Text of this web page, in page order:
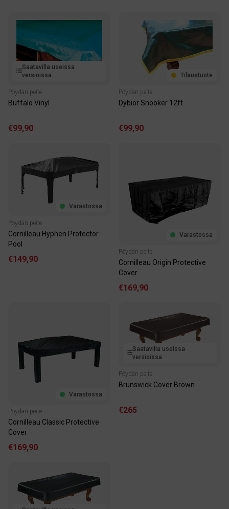
Saatavilla useissa
versioissa
Pöydän peite
Buffalo Vinyl
€99,90
Tilaustuote
Pöydän peite
Dybior Snooker 12ft
€99,90
Varastossa
Pöydän peite
Cornilleau Hyphen Protector
Pool
€149,90
Varastossa
Pöydän peite
Cornilleau Origin Protective
Cover
€169,90
Varastossa
Pöydän peite
Cornilleau Classic Protective
Cover
€169,90
Saatavilla useissa
versioissa
Pöydän peite
Brunswick Cover Brown
€265